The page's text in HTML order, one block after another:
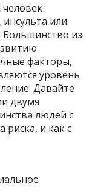
или
Большинство из
факторы,
уровень
Давайте
двумя
людей с
риска, и как с